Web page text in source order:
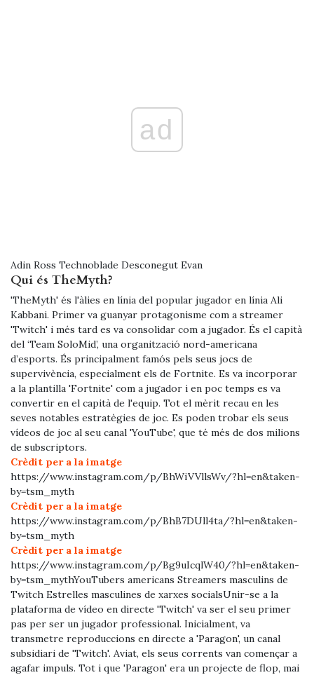
ad
Adin Ross Technoblade Desconegut Evan
Qui és TheMyth?
'TheMyth' és l'àlies en línia del popular jugador en línia Ali
Kabbani. Primer va guanyar protagonisme com a streamer
'Twitch' i més tard es va consolidar com a jugador. És el capità
del ‘Team SoloMid’, una organització nord-americana
d’esports. És principalment famós pels seus jocs de
supervivència, especialment els de Fortnite. Es va incorporar
a la plantilla 'Fortnite' com a jugador i en poc temps es va
convertir en el capità de l'equip. Tot el mèrit recau en les
seves notables estratègies de joc. Es poden trobar els seus
vídeos de joc al seu canal 'YouTube', que té més de dos milions
de subscriptors.
Crèdit per a la imatge
https://www.instagram.com/p/BhWiVVllsWv/?hl=en&taken-
by=tsm_myth
Crèdit per a la imatge
https://www.instagram.com/p/BhB7DUll4ta/?hl=en&taken-
by=tsm_myth
Crèdit per a la imatge
https://www.instagram.com/p/Bg9uIcqlW40/?hl=en&taken-
by=tsm_mythYouTubers americans Streamers masculins de
Twitch Estrelles masculines de xarxes socialsUnir-se a la
plataforma de vídeo en directe 'Twitch' va ser el seu primer
pas per ser un jugador professional. Inicialment, va
transmetre reproduccions en directe a 'Paragon', un canal
subsidiari de 'Twitch'. Aviat, els seus corrents van començar a
agafar impuls. Tot i que 'Paragon' era un projecte de flop, mai